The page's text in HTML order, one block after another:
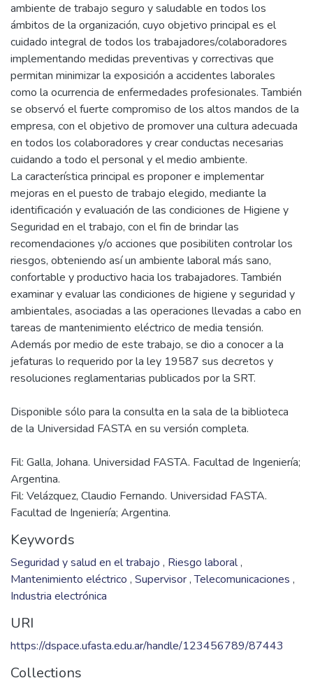
ambiente de trabajo seguro y saludable en todos los
ámbitos de la organización, cuyo objetivo principal es el
cuidado integral de todos los trabajadores/colaboradores
implementando medidas preventivas y correctivas que
permitan minimizar la exposición a accidentes laborales
como la ocurrencia de enfermedades profesionales. También
se observó el fuerte compromiso de los altos mandos de la
empresa, con el objetivo de promover una cultura adecuada
en todos los colaboradores y crear conductas necesarias
cuidando a todo el personal y el medio ambiente.
La característica principal es proponer e implementar
mejoras en el puesto de trabajo elegido, mediante la
identificación y evaluación de las condiciones de Higiene y
Seguridad en el trabajo, con el fin de brindar las
recomendaciones y/o acciones que posibiliten controlar los
riesgos, obteniendo así un ambiente laboral más sano,
confortable y productivo hacia los trabajadores. También
examinar y evaluar las condiciones de higiene y seguridad y
ambientales, asociadas a las operaciones llevadas a cabo en
tareas de mantenimiento eléctrico de media tensión.
Además por medio de este trabajo, se dio a conocer a la
jefaturas lo requerido por la ley 19587 sus decretos y
resoluciones reglamentarias publicados por la SRT.
Disponible sólo para la consulta en la sala de la biblioteca
Fil: Galla, Johana. Universidad FASTA. Facultad de Ingeniería;
Argentina.
Fil: Velázquez, Claudio Fernando. Universidad FASTA.
Facultad de Ingeniería; Argentina.
Keywords
Seguridad y salud en el trabajo , Riesgo laboral,
Mantenimiento eléctrico , Supervisor,Telecomunicaciones ,
Industria electrónica
URI
https://dspace.ufasta.edu.ar/handle/123456789/87443
Collections